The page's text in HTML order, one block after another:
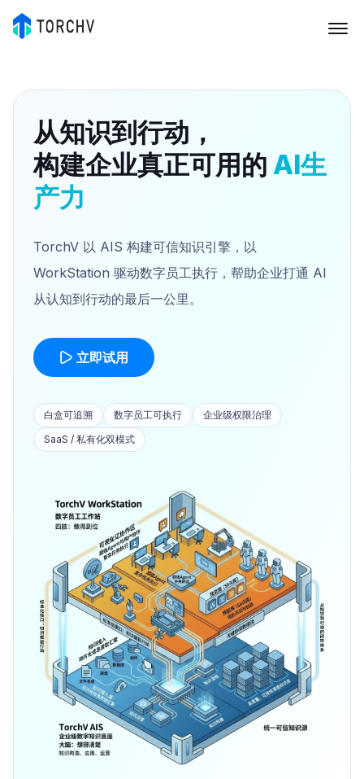
从知识到行动，
构建企业真正可用的 AI生
产力
TorchV 以 AIS 构建可信知识引擎，以
WorkStation 驱动数字员工执行，帮助企业打通 AI
从认知到行动的最后一公里。
立即试用
白盒可追溯 数字员工可执行
企业级权限治理
SaaS / 私有化双模式